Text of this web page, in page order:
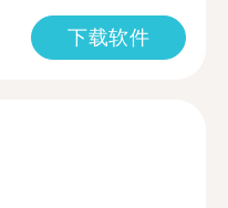
下载软件